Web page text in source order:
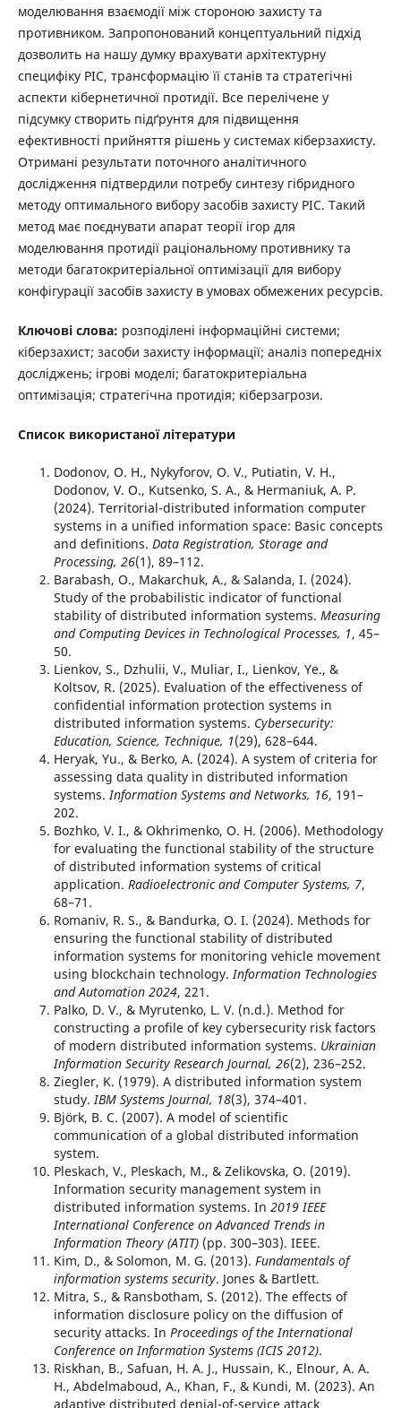
моделювання взаємодії між стороною захисту та
противником. Запропонований концептуальний підхід
дозволить на нашу думку врахувати архітектурну
специфіку РІС, трансформацію її станів та стратегічні
аспекти кібернетичної протидії. Все перелічене у
підсумку створить підґрунтя для підвищення
ефективності прийняття рішень у системах кіберзахисту.
Отримані результати поточного аналітичного
дослідження підтвердили потребу синтезу гібридного
методу оптимального вибору засобів захисту РІС. Такий
метод має поєднувати апарат теорії ігор для
моделювання протидії раціональному противнику та
методи багатокритеріальної оптимізації для вибору
конфігурації засобів захисту в умовах обмежених ресурсів.
Ключові слова: розподілені інформаційні системи;
кіберзахист; засоби захисту інформації; аналіз попередніх
досліджень; ігрові моделі; багатокритеріальна
оптимізація; стратегічна протидія; кіберзагрози.
Список використаної літератури
Dodonov, O. H., Nykyforov, O. V., Putiatin, V. H.,
Dodonov, V. O., Kutsenko, S. A., & Hermaniuk, A. P.
(2024). Territorial-distributed information computer
systems in a unified information space: Basic concepts
and definitions. Data Registration, Storage and
Processing, 26(1), 89–112.
Barabash, O., Makarchuk, A., & Salanda, I. (2024).
Study of the probabilistic indicator of functional
stability of distributed information systems. Measuring
and Computing Devices in Technological Processes, 1, 45–
50.
Lienkov, S., Dzhulii, V., Muliar, I., Lienkov, Ye., &
Koltsov, R. (2025). Evaluation of the effectiveness of
confidential information protection systems in
distributed information systems. Cybersecurity:
Education, Science, Technique, 1(29), 628–644.
Heryak, Yu., & Berko, A. (2024). A system of criteria for
assessing data quality in distributed information
systems.Information Systems and Networks, 16, 191–
202.
Bozhko, V. I., & Okhrimenko, O. H. (2006). Methodology
for evaluating the functional stability of the structure
of distributed information systems of critical
application. Radioelectronic and Computer Systems, 7,
68–71.
Romaniv, R. S., & Bandurka, O. I. (2024). Methods for
ensuring the functional stability of distributed
information systems for monitoring vehicle movement
using blockchain technology.Information Technologies
and Automation 2024, 221.
Palko, D. V., & Myrutenko, L. V. (n.d.). Method for
constructing a profile of key cybersecurity risk factors
of modern distributed information systems. Ukrainian
Information Security Research Journal, 26(2), 236–252.
Ziegler, K. (1979). A distributed information system
study.IBM Systems Journal, 18(3), 374–401.
Björk, B. C. (2007). A model of scientific
communication of a global distributed information
system.
Pleskach, V., Pleskach, M., & Zelikovska, O. (2019).
Information security management system in
distributed information systems. In 2019 IEEE
International Conference on Advanced Trends in
Information Theory (ATIT)(pp. 300–303). IEEE.
Kim, D., & Solomon, M. G. (2013). Fundamentals of
information systems security. Jones & Bartlett.
Mitra, S., & Ransbotham, S. (2012). The effects of
information disclosure policy on the diffusion of
security attacks. In Proceedings of the International
Conference on Information Systems (ICIS 2012).
Riskhan, B., Safuan, H. A. J., Hussain, K., Elnour, A. A.
H., Abdelmaboud, A., Khan, F., & Kundi, M. (2023). An
adaptive distributed denial-of-service attack